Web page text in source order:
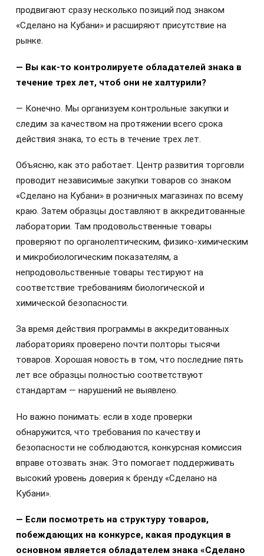
продвигают сразу несколько позиций под знаком
«Сделано на Кубани» и расширяют присутствие на
рынке.
— Вы как-то контролируете обладателей знака в
течение трех лет, чтоб они не халтурили?
— Конечно. Мы организуем контрольные закупки и
следим за качеством на протяжении всего срока
действия знака, то есть в течение трех лет.
Объясню, как это работает. Центр развития торговли
проводит независимые закупки товаров со знаком
«Сделано на Кубани» в розничных магазинах по всему
краю. Затем образцы доставляют в аккредитованные
лаборатории. Там продовольственные товары
проверяют по органолептическим, физико‑химическим
и микробиологическим показателям, а
непродовольственные товары тестируют на
соответствие требованиям биологической и
химической безопасности.
За время действия программы в аккредитованных
лабораториях проверено почти полторы тысячи
товаров. Хорошая новость в том, что последние пять
лет все образцы полностью соответствуют
стандартам — нарушений не выявлено.
Но важно понимать: если в ходе проверки
обнаружится, что требования по качеству и
безопасности не соблюдаются, конкурсная комиссия
вправе отозвать знак. Это помогает поддерживать
высокий уровень доверия к бренду «Сделано на
Кубани».
— Если посмотреть на структуру товаров,
побеждающих на конкурсе, какая продукция в
основном является обладателем знака «Сделано